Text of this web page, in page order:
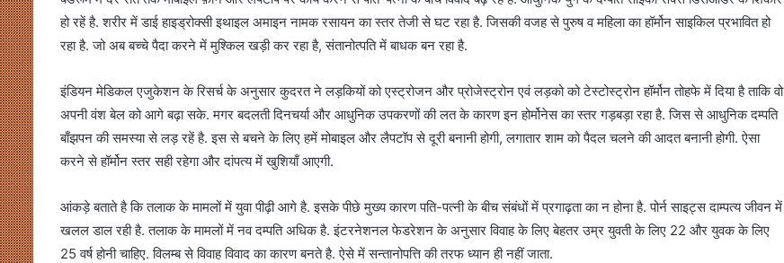
हो रहें है. शरीर में डाई हाइड्रोक्सी इथाइल अमाइन नामक रसायन का स्तर तेजी से घट रहा है. जिसकी वजह से पुरुष व महिला का हॉर्मोन साइकिल प्रभावित हो
रहा है. जो अब बच्चे पैदा करने में मुश्किल खड़ी कर रहा है, संतानोत्पति में बाधक बन रहा है.
इंडियन मेडिकल एजुकेशन के रिसर्च के अनुसार कुदरत ने लड़कियों को एस्ट्रोजन और प्रोजेस्ट्रोन एवं लड़को को टेस्टोस्ट्रोन हॉर्मोन तोहफे में दिया है ताकि वो
अपनी वंश बेल को आगे बढ़ा सके. मगर बदलती दिनचर्या और आधुनिक उपकरणों की लत के कारण इन होर्मोनेस का स्तर गड़बड़ा रहा है. जिस से आधुनिक दम्पति
बाँझपन की समस्या से लड़ रहें है. इस से बचने के लिए हमें मोबाइल और लैपटॉप से दूरी बनानी होगी, लगातार शाम को पैदल चलने की आदत बनानी होगी. ऐसा
करने से हॉर्मोन स्तर सही रहेगा और दांपत्य में खुशियाँ आएगी.
आंकड़े बताते है कि तलाक के मामलों में युवा पीढ़ी आगे है. इसके पीछे मुख्य कारण पति-पत्नी के बीच संबंधों में प्रगाढ़ता का न होना है. पोर्न साइट्स दाम्पत्य जीवन में
खलल डाल रही है. तलाक के मामलों में नव दम्पति अधिक है. इंटरनेशनल फेडरेशन के अनुसार विवाह के लिए बेहतर उम्र युवती के लिए 22 और युवक के लिए
25 वर्ष होनी चाहिए. विलम्ब से विवाह विवाद का कारण बनते है. ऐसे में सन्तानोपत्ति की तरफ ध्यान ही नहीं जाता.